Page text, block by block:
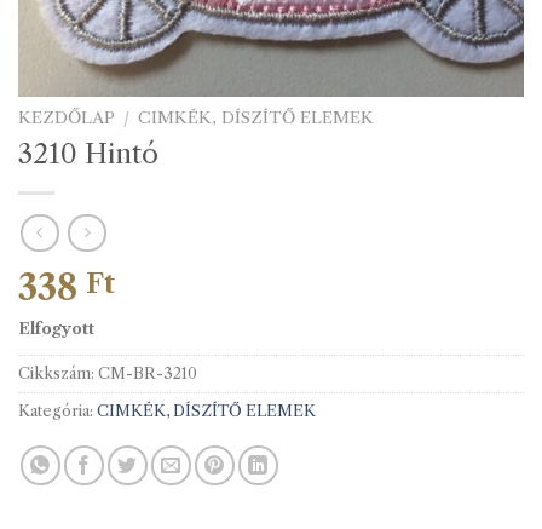
KEZDŐLAP / CIMKÉK, DÍSZÍTŐ ELEMEK
3210 Hintó
338 Ft
Elfogyott
Cikkszám: CM-BR-3210
Kategória: CIMKÉK, DÍSZÍTŐ ELEMEK